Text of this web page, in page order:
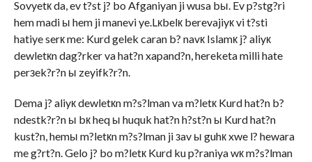
Sovyetк da, ev t?st j? bo Afganiyan ji wusa bы. Ev p?stg?ri
hem madi ы hem ji manevi ye.Lкbelк berevajiyк vi t?sti
hatiye serк me: Kurd gelek caran b? navк Islamк j? aliyк
dewletкn dag?rker va hat?n xapand?n, hereketa milli hate
perзek?r?n ы zeyifk?r?n.
Dema j? aliyк dewletкn m?s?lman va m?letк Kurd hat?n b?
ndestk?r?n ы bк heq ы huquk hat?n h?st?n ы Kurd hat?n
kust?n, hemы m?letкn m?s?lman ji зav ы guhк xwe l? hewara
me g?rt?n. Gelo j? bo m?letк Kurd ku p?raniya wк m?s?lman